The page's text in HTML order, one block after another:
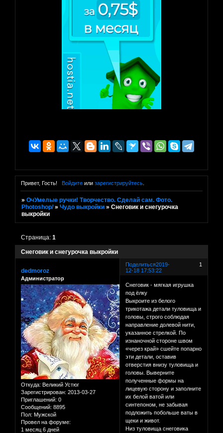
Привет, Гость! Войдитеили зарегистрируйтесь.
»ОчУмелые ручки! Творчество. Сделай сам. Фото.
Photoshop/ »Чудо выкройки »Снеговик и снегурочка
выкройки
Снеговик и снегурочка выкройки
Страница:1
Поделиться 1
2019-
12-18 17:53:22
dedmoroz
Администратор
Откуда: Великий Устюг
Зарегистрирован: 2013-03-27
Приглашений: 0
Сообщений: 8895
Пол: Мужской
Провел на форуме:
1 месяц 6 дней
Снеговик - мягкая игрушка
под ёлку
Выкроите из белого
трикотажа детали туловища и
головы, строго соблюдая
направление долевой нити,
указанное стрелкой. По
изнаночной стороне швом
«через край» сшейте попарно
эти детали, оставив
отверстия внизу туловища и
головы. Выверните
полученные формы на
лицевую сторону и заполните
их белой ватой или
синтепоном, не забывая
подложить побольше ваты в
щеки и живот.
Низ туловища снеговика